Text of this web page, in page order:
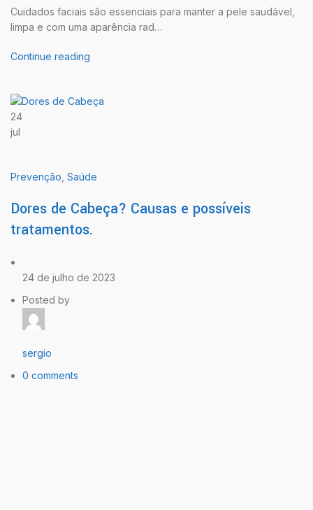
Cuidados faciais são essenciais para manter a pele saudável,
limpa e com uma aparência rad…
Continue reading
24
jul
Prevenção Saúde
Dores de Cabeça? Causas e possíveis
tratamentos.
24 de julho de 2023
Posted by
sergio
0 comments